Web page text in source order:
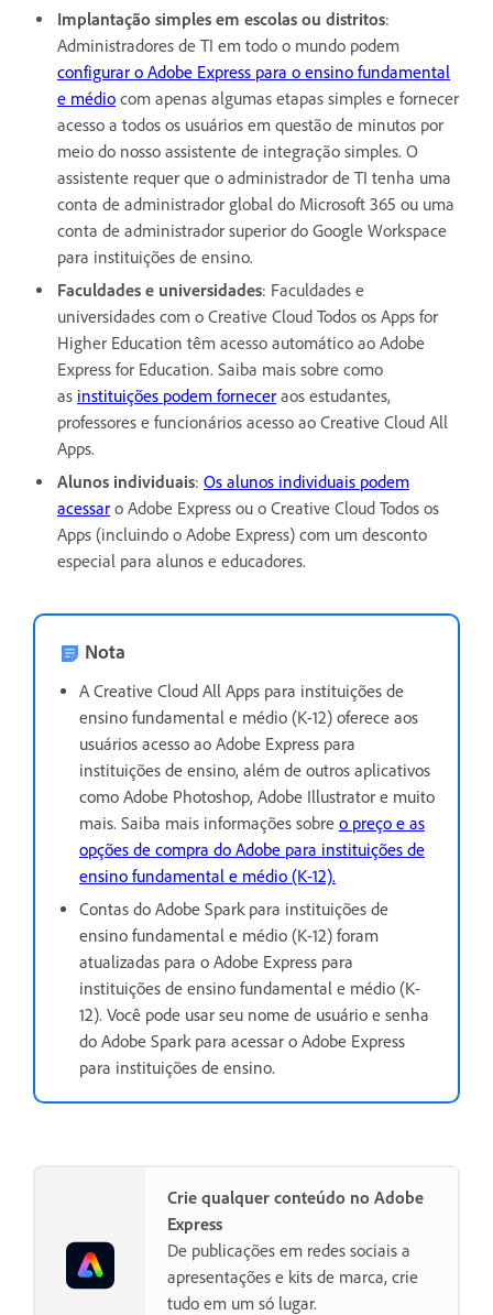
Implantação simples em escolas ou distritos:
Administradores de TI em todo o mundo podem
configurar o Adobe Express para o ensino fundamental
e médio com apenas algumas etapas simples e fornecer
acesso a todos os usuários em questão de minutos por
meio do nosso assistente de integração simples. O
assistente requer que o administrador de TI tenha uma
conta de administrador global do Microsoft 365 ou uma
conta de administrador superior do Google Workspace
para instituições de ensino.
Faculdades e universidades: Faculdades e
universidades com o Creative Cloud Todos os Apps for
Higher Education têm acesso automático ao Adobe
Express for Education. Saiba mais sobre como
as instituições podem fornecer aos estudantes,
professores e funcionários acesso ao Creative Cloud All
Apps.
Alunos individuais: Os alunos individuais podem
acessar o Adobe Express ou o Creative Cloud Todos os
Apps (incluindo o Adobe Express) com um desconto
especial para alunos e educadores.
Nota
A Creative Cloud All Apps para instituições de
ensino fundamental e médio (K-12) oferece aos
usuários acesso ao Adobe Express para
instituições de ensino, além de outros aplicativos
como Adobe Photoshop, Adobe Illustrator e muito
mais. Saiba mais informações sobre o preço e as
opções de compra do Adobe para instituições de
ensino fundamental e médio (K-12).
Contas do Adobe Spark para instituições de
ensino fundamental e médio (K-12) foram
atualizadas para o Adobe Express para
instituições de ensino fundamental e médio (K-
12). Você pode usar seu nome de usuário e senha
do Adobe Spark para acessar o Adobe Express
para instituições de ensino.
Crie qualquer conteúdo no Adobe
Express
De publicações em redes sociais a
apresentações e kits de marca, crie
tudo em um só lugar.